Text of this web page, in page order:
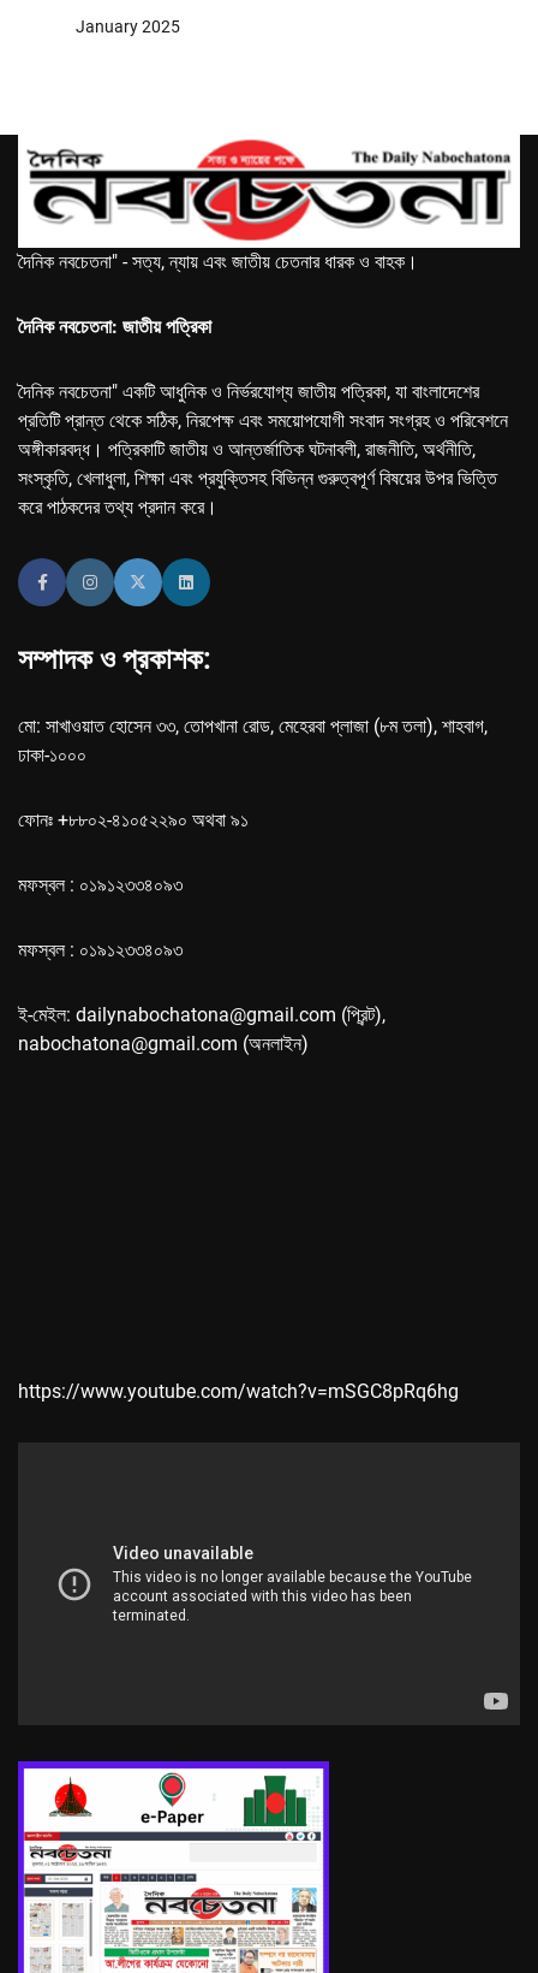
January 2025
দৈনিক নবচেতনা" - সত্য, ন্যায় এবং জাতীয় চেতনার ধারক ও বাহক।
দৈনিক নবচেতনা: জাতীয় পত্রিকা
দৈনিক নবচেতনা" একটি আধুনিক ও নির্ভরযোগ্য জাতীয় পত্রিকা, যা বাংলাদেশের
প্রতিটি প্রান্ত থেকে সঠিক, নিরপেক্ষ এবং সময়োপযোগী সংবাদ সংগ্রহ ও পরিবেশনে
অঙ্গীকারবদ্ধ। পত্রিকাটি জাতীয় ও আন্তর্জাতিক ঘটনাবলী, রাজনীতি, অর্থনীতি,
সংস্কৃতি, খেলাধুলা, শিক্ষা এবং প্রযুক্তিসহ বিভিন্ন গুরুত্বপূর্ণ বিষয়ের উপর ভিত্তি
করে পাঠকদের তথ্য প্রদান করে।
সম্পাদক ও প্রকাশক:
মো: সাখাওয়াত হোসেন ৩৩, তোপখানা রোড, মেহেরবা প্লাজা (৮ম তলা), শাহবাগ,
ঢাকা-১০০০
ফোনঃ +৮৮০২-৪১০৫২২৯০ অথবা ৯১
মফস্বল : ০১৯১২৩৩৪০৯৩
মফস্বল : ০১৯১২৩৩৪০৯৩
ই-মেইল: dailynabochatona@gmail.com (প্রিন্ট),
nabochatona@gmail.com (অনলাইন)
https://www.youtube.com/watch?v=mSGC8pRq6hg